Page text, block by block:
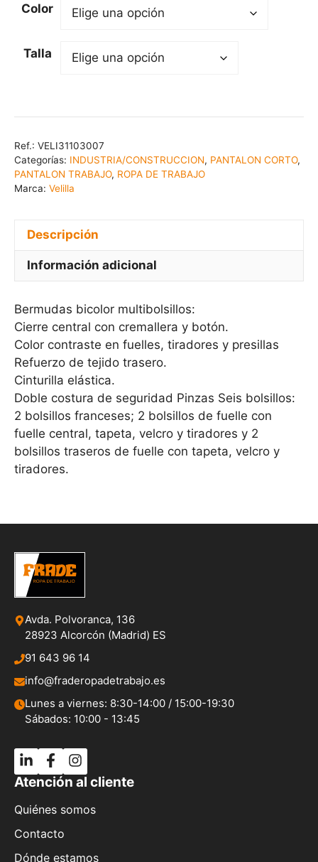
Color
Talla
Ref.: VELI31103007
Categorías: INDUSTRIA/CONSTRUCCION, PANTALON CORTO,
PANTALON TRABAJO, ROPA DE TRABAJO
Marca: Velilla
Descripción
Información adicional
Bermudas bicolor multibolsillos:
Cierre central con cremallera y botón.
Color contraste en fuelles, tiradores y presillas
Refuerzo de tejido trasero.
Cinturilla elástica.
Doble costura de seguridad Pinzas Seis bolsillos:
2 bolsillos franceses; 2 bolsillos de fuelle con
fuelle central, tapeta, velcro y tiradores y 2
bolsillos traseros de fuelle con tapeta, velcro y
tiradores.
Avda. Polvoranca, 136
28923 Alcorcón (Madrid) ES
91 643 96 14
info@fraderopadetrabajo.es
Lunes a viernes: 8:30-14:00 / 15:00-19:30
Sábados: 10:00 - 13:45
Atención al cliente
Quiénes somos
Contacto
Dónde estamos